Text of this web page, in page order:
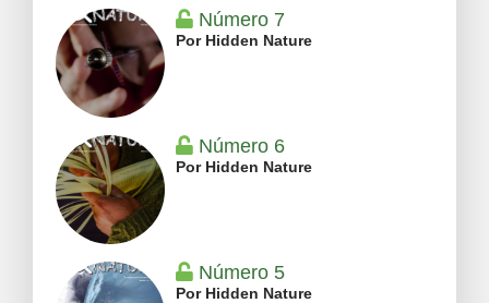
Número 7
Por Hidden Nature
Número 6
Por Hidden Nature
Número 5
Por Hidden Nature